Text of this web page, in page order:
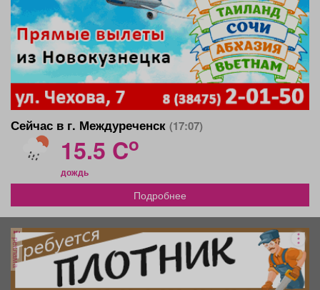
Сейчас в г. Междуреченск (17:07)
15.5 Co
дождь
Подробнее
реклама